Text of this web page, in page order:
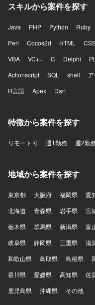
スキルから案件を探す
Java PHP Python Ruby
Perl
Cocos2d HTML
VBA
VC++ C Delphi
Actionscript
SQL shell
R言語
Apex Dart
特徴から案件を探す
リモート可 週1勤務 週2勤
地域から案件を探す
東京都 大阪府 福岡県 愛
北海道
青森県 岩手県 宮
栃木県
群馬県 新潟県 富
岐阜県
静岡県 三重県 滋
和歌山県
鳥取県 島根県
香川県
愛媛県 高知県 佐
鹿児島県
沖縄県 その他